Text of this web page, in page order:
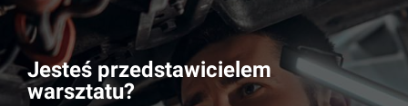
Jesteś przedstawicielem
warsztatu?